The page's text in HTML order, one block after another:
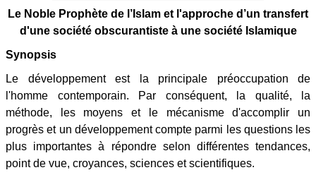
Le Noble Prophète de l’Islam et l'approche d’un transfert
d'une société obscurantiste à une société Islamique
Synopsis
Le développement est la principale préoccupation de
l'homme contemporain. Par conséquent, la qualité, la
méthode, les moyens et le mécanisme d'accomplir un
progrès et un développement compte parmi les questions les
plus importantes à répondre selon différentes tendances,
point de vue, croyances, sciences et scientifiques.